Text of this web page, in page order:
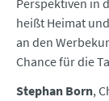
Perspektiven in
heißt Heimat
an den
Chance für die
Stephan Born,